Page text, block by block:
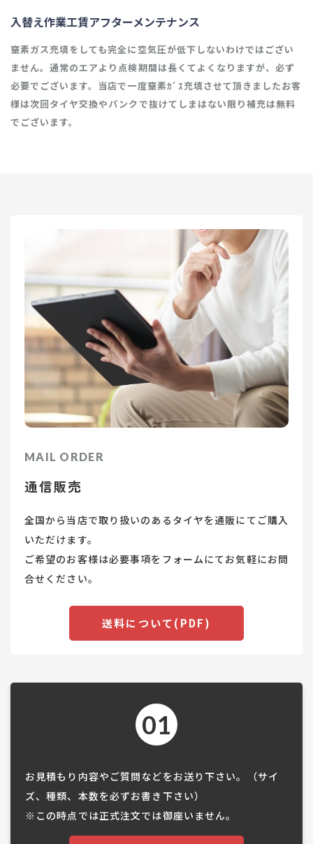
入替え作業工賃アフターメンテナンス
窒素ガス充填をしても完全に空気圧が低下しないわけではござい
ません。通常のエアより点検期間は長くてよくなりますが、必ず
必要でございます。当店で一度窒素ｶﾞｽ充填させて頂きましたお客
様は次回タイヤ交換やパンクで抜けてしまはない限り補充は無料
でございます。
MAIL ORDER
通信販売
全国から当店で取り扱いのあるタイヤを通販にてご購入
いただけます。
ご希望のお客様は必要事項をフォームにてお気軽にお問
合せください。
送料について(PDF)
01
お見積もり内容やご質問などをお送り下さい。（サイ
ズ、種類、本数を必ずお書き下さい）
※この時点では正式注文では御座いません。